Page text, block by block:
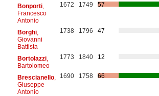
Bonporti,
Francesco
Antonio
1672 1749 57
Borghi,
Giovanni
Battista
1738 1796 47
Bortolazzi,
Bartolomeo
1773 1840 12
Brescianello,
Giuseppe
Antonio
1690 1758 66